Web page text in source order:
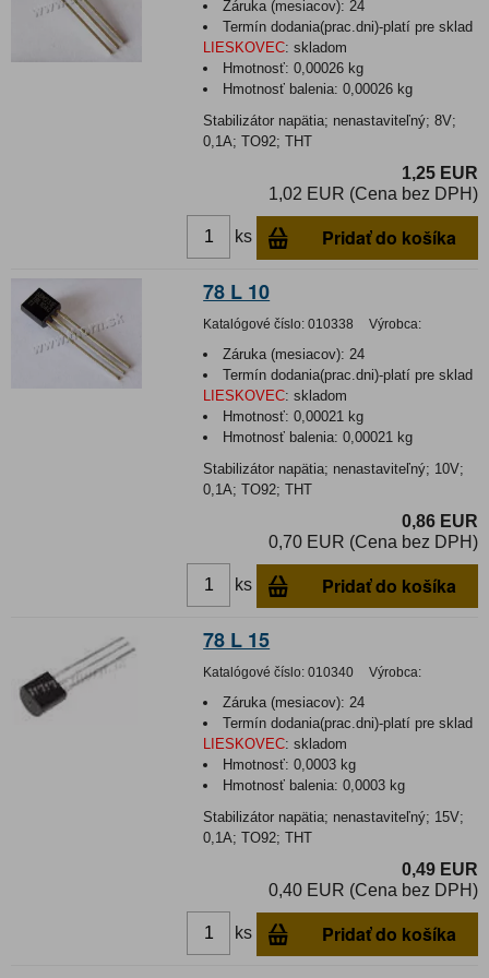
Záruka (mesiacov): 24
Termín dodania(prac.dni)-platí pre sklad
LIESKOVEC: skladom
Hmotnosť:0,00026 kg
Hmotnosť balenia:0,00026 kg
Stabilizátor napätia; nenastaviteľný; 8V;
0,1A; TO92; THT
1,25 EUR
1,02 EUR (Cena bez DPH)
ks Pridať do košíka
78 L 10
Katalógové číslo: 010338 Výrobca:
Záruka (mesiacov): 24
Termín dodania(prac.dni)-platí pre sklad
LIESKOVEC: skladom
Hmotnosť:0,00021 kg
Hmotnosť balenia:0,00021 kg
Stabilizátor napätia; nenastaviteľný; 10V;
0,1A; TO92; THT
0,86 EUR
0,70 EUR (Cena bez DPH)
ks Pridať do košíka
78 L 15
Katalógové číslo: 010340 Výrobca:
Záruka (mesiacov): 24
Termín dodania(prac.dni)-platí pre sklad
LIESKOVEC: skladom
Hmotnosť:0,0003 kg
Hmotnosť balenia:0,0003 kg
Stabilizátor napätia; nenastaviteľný; 15V;
0,1A; TO92; THT
0,49 EUR
0,40 EUR (Cena bez DPH)
ks Pridať do košíka